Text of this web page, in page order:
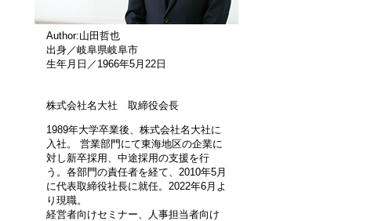
Author:山田哲也
出身／岐阜県岐阜市
生年月日／1966年5月22日
株式会社名大社 取締役会長
1989年大学卒業後、株式会社名大社に
入社。 営業部門にて東海地区の企業に
対し新卒採用、中途採用の支援を行
う。各部門の責任者を経て、2010年5月
に代表取締役社長に就任。2022年6月よ
り現職。
経営者向けセミナー、人事担当者向け